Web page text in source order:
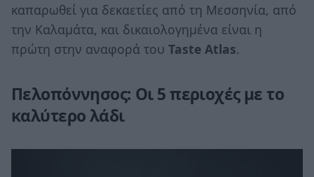
καπαρωθεί για δεκαετίες από τη Μεσσηνία, από
την Καλαμάτα, και δικαιολογημένα είναι η
πρώτη στην αναφορά του Taste Atlas.
Πελοπόννησος: Οι 5 περιοχές με το
καλύτερο λάδι